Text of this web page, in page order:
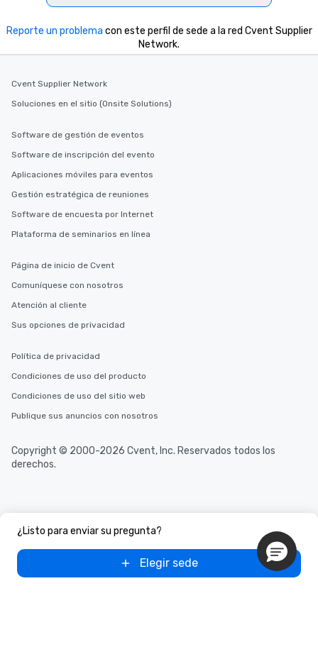
¿Listo para enviar su pregunta?
Elegir sede
Reporte un problema con este perfil de sede a la red Cvent Supplier
Network.
Cvent Supplier Network
Soluciones en el sitio (Onsite Solutions)
Software de gestión de eventos
Software de inscripción del evento
Aplicaciones móviles para eventos
Gestión estratégica de reuniones
Software de encuesta por Internet
Plataforma de seminarios en línea
Página de inicio de Cvent
Comuníquese con nosotros
Atención al cliente
Sus opciones de privacidad
Política de privacidad
Condiciones de uso del producto
Condiciones de uso del sitio web
Publique sus anuncios con nosotros
Copyright © 2000-2026 Cvent, Inc. Reservados todos los
derechos.